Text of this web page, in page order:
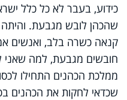
כידוע, בעבר לא כל כלל
שהכהן לובש מגבעת.
קנאה כשרה בלב, ואנשים
חובשים מגבעת, למה שאני
ממלכת הכהנים התחילו
שכדאי לחקות את הכהנים